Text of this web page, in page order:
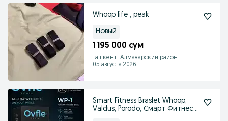
Whoop life , peak
Новый
1 195 000 сум
Ташкент, Алмазарский район
05 августа 2026 г.
Smart Fitness Braslet Whoop,
Valdus, Porodo, Смарт Фитнес